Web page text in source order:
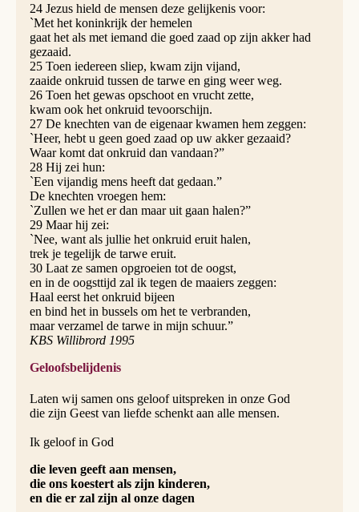
24 Jezus hield de mensen deze gelijkenis voor:
`Met het koninkrijk der hemelen
gaat het als met iemand die goed zaad op zijn akker had
gezaaid.
25 Toen iedereen sliep, kwam zijn vijand,
zaaide onkruid tussen de tarwe en ging weer weg.
26 Toen het gewas opschoot en vrucht zette,
kwam ook het onkruid tevoorschijn.
27 De knechten van de eigenaar kwamen hem zeggen:
`Heer, hebt u geen goed zaad op uw akker gezaaid?
Waar komt dat onkruid dan vandaan?”
28 Hij zei hun:
`Een vijandig mens heeft dat gedaan.”
De knechten vroegen hem:
`Zullen we het er dan maar uit gaan halen?”
29 Maar hij zei:
`Nee, want als jullie het onkruid eruit halen,
trek je tegelijk de tarwe eruit.
30 Laat ze samen opgroeien tot de oogst,
en in de oogsttijd zal ik tegen de maaiers zeggen:
Haal eerst het onkruid bijeen
en bind het in bussels om het te verbranden,
maar verzamel de tarwe in mijn schuur.”
KBS Willibrord 1995
Geloofsbelijdenis
Laten wij samen ons geloof uitspreken in onze God
die zijn Geest van liefde schenkt aan alle mensen.
Ik geloof in God
die leven geeft aan mensen,
die ons koestert als zijn kinderen,
en die er zal zijn al onze dagen